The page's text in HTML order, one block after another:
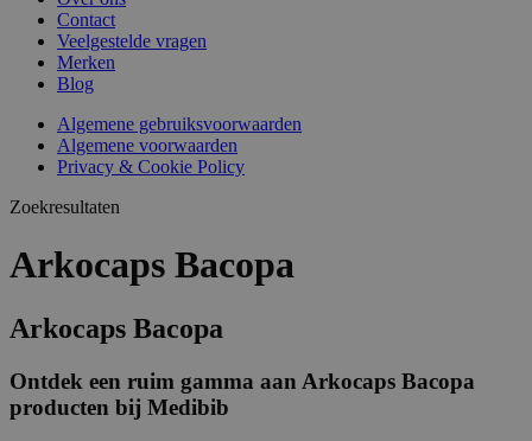
Contact
Veelgestelde vragen
Merken
Blog
Algemene gebruiksvoorwaarden
Algemene voorwaarden
Privacy & Cookie Policy
Zoekresultaten
Arkocaps Bacopa
Arkocaps Bacopa
Ontdek een ruim gamma aan Arkocaps Bacopa
producten bij Medibib